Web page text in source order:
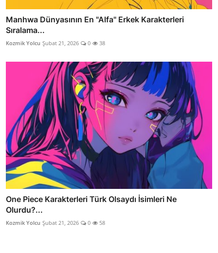
Manhwa Dünyasının En "Alfa" Erkek Karakterleri
Sıralama...
Kozmik Yolcu Şubat 21, 2026 0 38
One Piece Karakterleri Türk Olsaydı İsimleri Ne
Olurdu?...
Kozmik Yolcu Şubat 21, 2026 0 58